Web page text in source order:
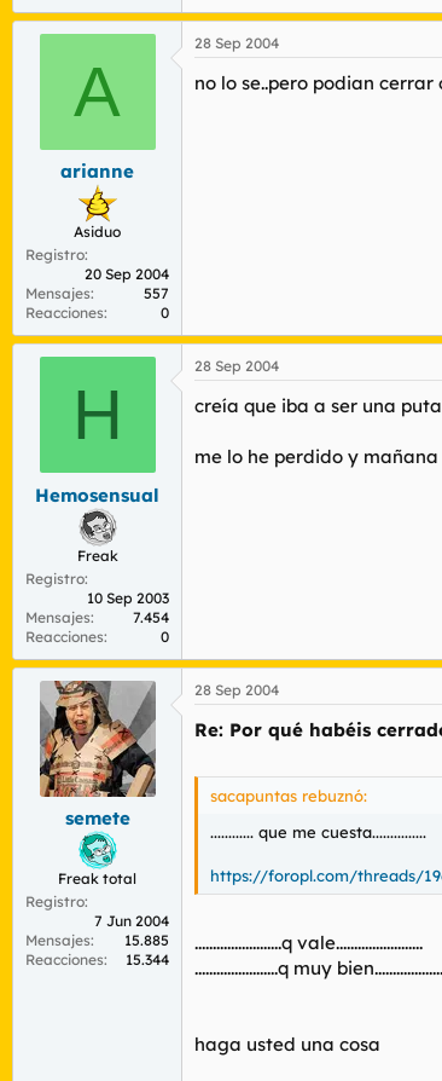
A
arianne
Asiduo
Registro
20 Sep 2004
Mensajes
557
Reacciones
0
28 Sep 2004
no lo se..pero podian cerrar
H
Hemosensual
Freak
Registro
10 Sep 2003
Mensajes
7.454
Reacciones
0
28 Sep 2004
creía que iba a ser una
me lo he perdido y mañana
semete
Freak total
Registro
7 Jun 2004
Mensajes
15.885
Reacciones
15.344
28 Sep 2004
Re: Por qué habéis
sacapuntas rebuznó:
............ que me cuesta...............
https://foropl.com/threads/
........................q vale........................
.......................q muy bien...................
haga usted una cosa